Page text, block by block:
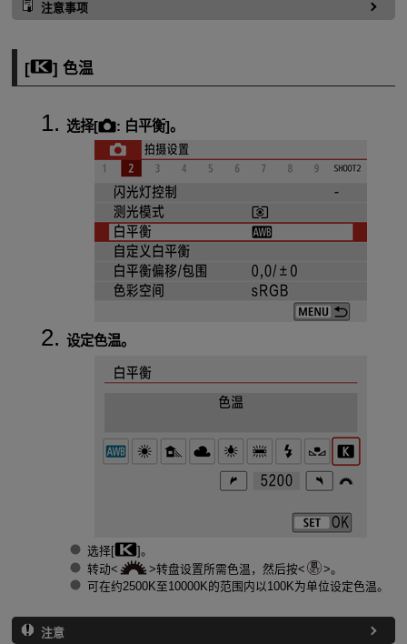
注意事项
[ ] 色温
选择[ : 白平衡]。
设定色温。
选择[
]。
转动
转盘设置所需色温，然后按
。
可在约2500K至10000K的范围内以100K为单位设定色温。
注意